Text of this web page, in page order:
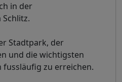
in der
Stadtpark, der
und die wichtigsten
zu erreichen.